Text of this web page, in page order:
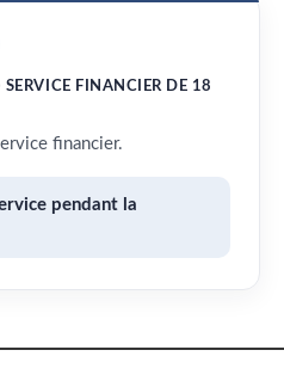
SERVICE FINANCIER DE 18
financier.
pendant la